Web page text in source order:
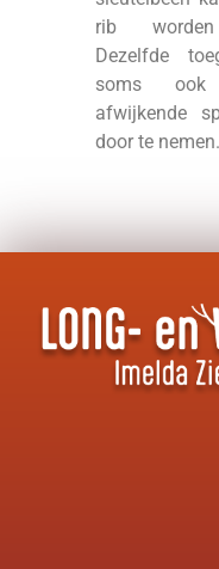
rib worden
Dezelfde
soms
afwijkende
door te nemen.